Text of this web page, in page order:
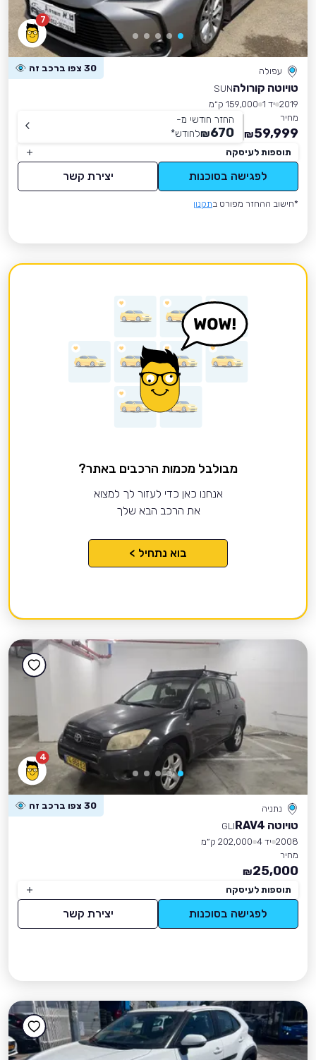
7
עפולה 30 צפו ברכב זה
טויוטה קורולהSUN
2019 יד 1
159,000 ק״מ
מחיר
59,999
₪
החזר חודשי מ-
670
₪לחודש*
תוספות לעיסקה
לפגישה בסוכנות יצירת קשר
*חישוב ההחזר מפורט בתקנון
מבולבל מכמות הרכבים באתר?
אנחנו כאן כדי לעזור לך למצוא
את הרכב הבא שלך
בוא נתחיל >
4
נתניה 30 צפו ברכב זה
טויוטה RAV4
GLI
2008 יד 4
202,000 ק״מ
מחיר
25,000
₪
תוספות לעיסקה
לפגישה בסוכנות יצירת קשר